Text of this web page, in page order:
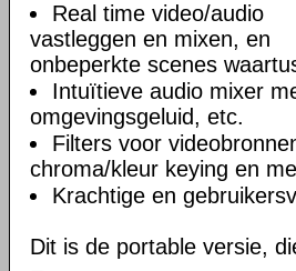
Real time video/audio
vastleggen en mixen, en
onbeperkte scenes
Intuïtieve audio mixer
omgevingsgeluid, etc.
Filters voor
chroma/kleur keying en
Krachtige en
Dit is de portable versie,